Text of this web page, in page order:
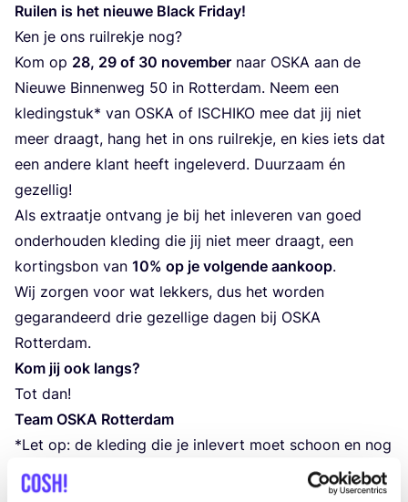
Rui­len is het nieu­we Black Friday!
Ken je ons ruil­rek­je nog?
Kom op 28, 29 of 30 novem­ber naar OSKA aan de
Nieu­we Bin­nen­weg 50 in Rot­ter­dam. Neem een
kle­ding­stuk* van OSKA of ISCHI­KO mee dat jij niet
meer draagt, hang het in ons ruil­rek­je, en kies iets dat
een ande­re klant heeft inge­le­verd. Duur­zaam én
gezellig!
Als extraatje ont­vang je bij het inle­ve­ren van goed
onder­hou­den kle­ding die jij niet meer draagt, een
kor­tings­bon van 10% op je vol­gen­de aan­koop.
Wij zor­gen voor wat lek­kers, dus het wor­den
gega­ran­deerd drie gezel­li­ge dagen bij OSKA
Rotterdam.
Kom jij ook langs?
Tot dan!
Team OSKA Rotterdam
*Let op: de kle­ding die je inle­vert moet schoon en nog
in goe­de staat zijn.